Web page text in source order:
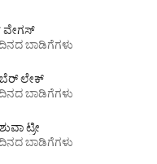
ವೇಗಸ್
ಬಾಡಿಗೆಗಳು
ಲೇಕ್
ಬಾಡಿಗೆಗಳು
ಟ್ರೀ
ಬಾಡಿಗೆಗಳು